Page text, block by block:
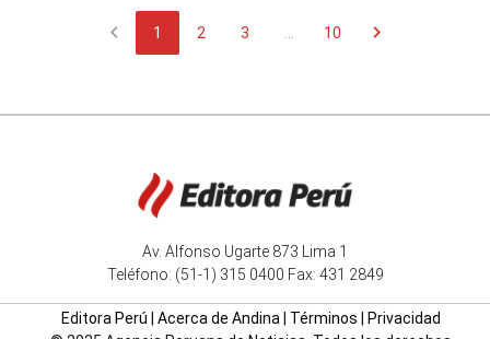
chevron_left 1 2 3 10 chevron_right
Av. Alfonso Ugarte 873 Lima 1
Teléfono: (51-1) 315 0400 Fax: 431 2849
Editora Perú Acerca de Andina Términos
Privacidad